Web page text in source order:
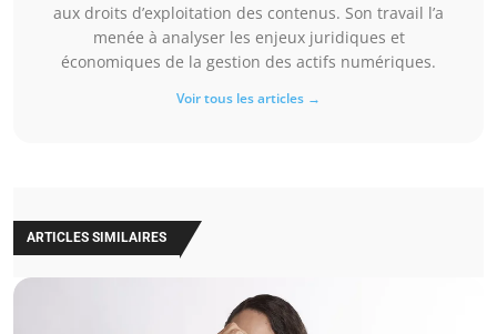
aux droits d’exploitation des contenus. Son travail l’a
menée à analyser les enjeux juridiques et
économiques de la gestion des actifs numériques.
Voir tous les articles →
ARTICLES SIMILAIRES